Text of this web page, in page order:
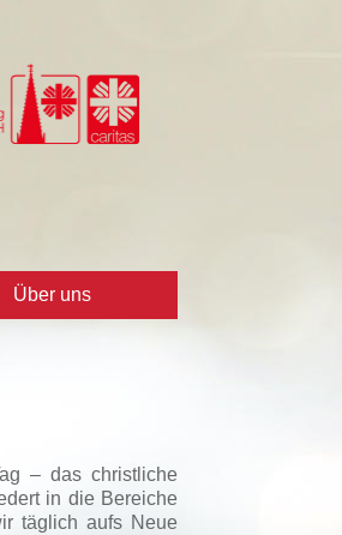
Über uns
– das christliche
in die Bereiche
täglich aufs Neue